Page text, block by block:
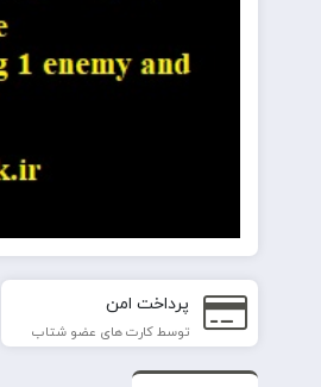
پرداخت امن
توسط کارت های عضو شتاب